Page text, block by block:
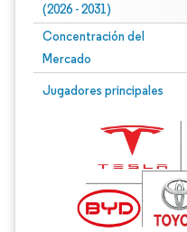
(2026 - 2031)
Concentración del
Mercado
Jugadores principales
Imagen © Mordor Intelligence.